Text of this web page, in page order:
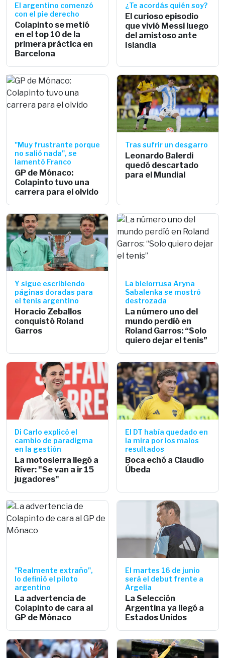
El argentino comenzó
con el pie derecho
Colapinto se metió
en el top 10 de la
primera práctica en
Barcelona
¿Te acordás quién soy?
El curioso episodio
que vivió Messi luego
del amistoso ante
Islandia
"Muy frustrante porque
no salió nada", se
lamentó Franco
GP de Mónaco:
Colapinto tuvo una
carrera para el olvido
Tras sufrir un desgarro
Leonardo Balerdi
quedó descartado
para el Mundial
Y sigue escribiendo
páginas doradas para
el tenis argentino
Horacio Zeballos
conquistó Roland
Garros
La bielorrusa Aryna
Sabalenka se mostró
destrozada
La número uno del
mundo perdíó en
Roland Garros: “Solo
quiero dejar el tenis”
Di Carlo explicó el
cambio de paradigma
en la gestión
La motosierra llegó a
Ríver: "Se van a ir 15
jugadores"
El DT había quedado en
la mira por los malos
resultados
Boca echó a Claudio
Úbeda
"Realmente extraño",
lo definió el piloto
argentino
La advertencia de
Colapinto de cara al
GP de Mónaco
El martes 16 de junio
será el debut frente a
Argelia
La Selección
Argentina ya llegó a
Estados Unidos